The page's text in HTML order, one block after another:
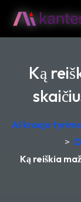
Ką
AI kraujo
>
Ką reiškia